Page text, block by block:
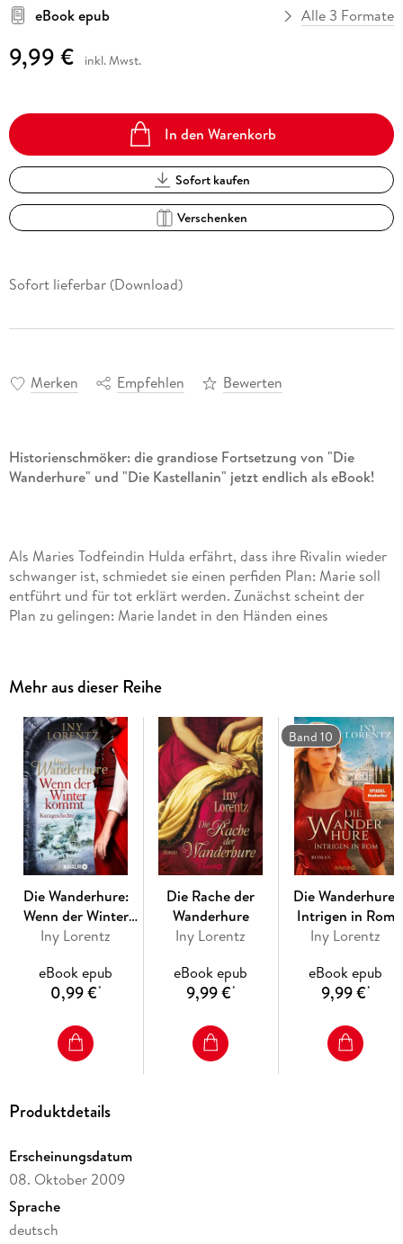
eBook epub
Alle 3 Formate
9,99 € inkl. Mwst.
In den Warenkorb
Sofort kaufen
Verschenken
Sofort lieferbar (Download)
Merken Empfehlen Bewerten
Historienschmöker: die grandiose Fortsetzung von "Die
Wanderhure" und "Die Kastellanin" jetzt endlich als eBook!
Als Maries Todfeindin Hulda erfährt, dass ihre Rivalin wieder
schwanger ist, schmiedet sie einen perfiden Plan: Marie soll
entführt und für tot erklärt werden. Zunächst scheint der
Plan zu gelingen: Marie landet in den Händen eines
Zusammen mit dem Sohn, den sie inzwischen geboren hat,
gerät sie in den Besitz von Anna, Gemahlin des Neffen des
Großfürsten von Moskau. Es gelingt ihr, Annas Vertrauen zu
gewinnen, doch dann schwebt diese selbst in höchster
Gefahr und muss fliehen. Als es Marie endlich gelingt, unter
Einsatz ihres Lebens den Weg in die Heimat zu finden, muss
sie feststellen, dass ihr geliebter Michel nicht mehr frei ist ...
Mehr aus dieser Reihe
Die Wanderhure:
Wenn der Winter
kommt
Iny Lorentz
eBook epub
0,99 €*
Die Rache der
Wanderhure
Iny Lorentz
eBook epub
9,99 €*
Band 10
Die Wanderhure.
Intrigen in Rom
Iny Lorentz
eBook epub
9,99 €*
Produktdetails
Erscheinungsdatum
08. Oktober 2009
Sprache
deutsch